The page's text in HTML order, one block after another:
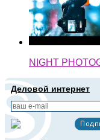
NIGHT
Деловой интернет